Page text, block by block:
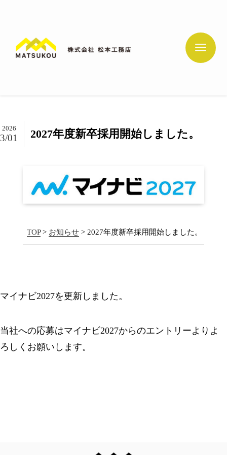
2027年度新卒採用開始しました。
2026
3/01
TOP> お知らせ> 2027年度新卒採用開始しました。
マイナビ2027を更新しました。
当社への応募はマイナビ2027からのエントリーよりよ
ろしくお願いします。